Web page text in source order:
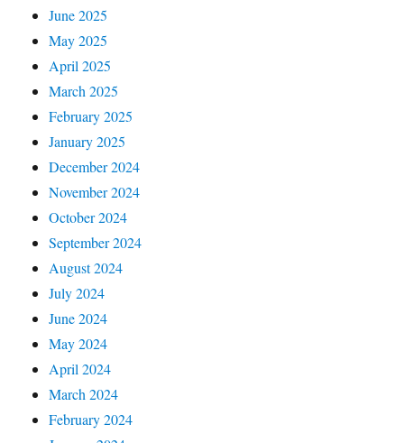
June 2025
May 2025
April 2025
March 2025
February 2025
January 2025
December 2024
November 2024
October 2024
September 2024
August 2024
July 2024
June 2024
May 2024
April 2024
March 2024
February 2024